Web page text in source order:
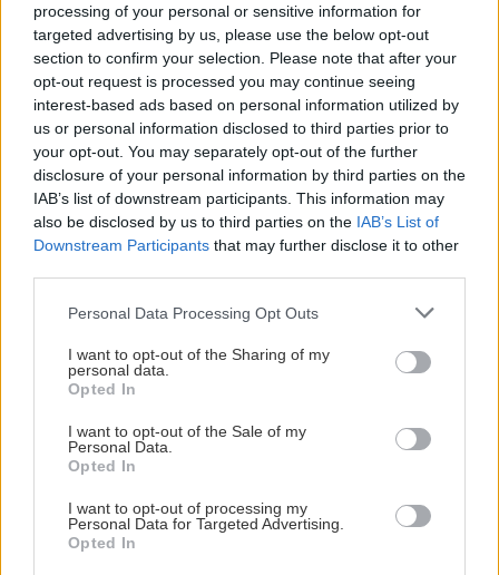
processing of your personal or sensitive information for
targeted advertising by us, please use the below opt-out
section to confirm your selection. Please note that after your
opt-out request is processed you may continue seeing
interest-based ads based on personal information utilized by
us or personal information disclosed to third parties prior to
your opt-out. You may separately opt-out of the further
disclosure of your personal information by third parties on the
IAB’s list of downstream participants. This information may
also be disclosed by us to third parties on the IAB’s List of
Downstream Participants that may further disclose it to other
Please note that this website/app uses one or more Google
not limited to your visit or usage behaviour. You may click to
grant or deny consent to Google and its third-party tags to
use your data for below specified purposes in below Google
consent section.
Personal Data Processing Opt Outs
I want to opt-out of the Sharing of my
personal data.
Opted In
I want to opt-out of the Sale of my
Personal Data.
Opted In
I want to opt-out of processing my
Personal Data for Targeted Advertising.
Opted In
Δομές φιλοξενίας και υποστήριξης
Η Κυβέρνηση Μητσοτάκη δείχνει στην πράξη τι
πιστεύει».